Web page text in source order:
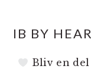
IB BY
Bliv en